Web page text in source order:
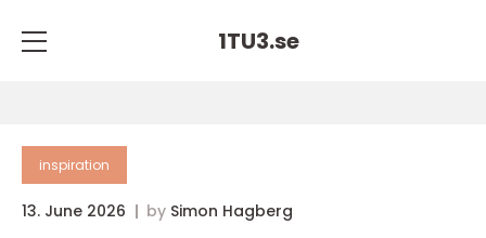
1TU3.se
inspiration
13. June 2026 by Simon Hagberg